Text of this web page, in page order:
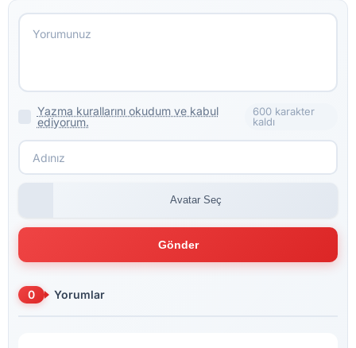
Yazma kurallarını okudum ve kabul
ediyorum.
600 karakter
kaldı
Avatar Seç
Gönder
0 Yorumlar